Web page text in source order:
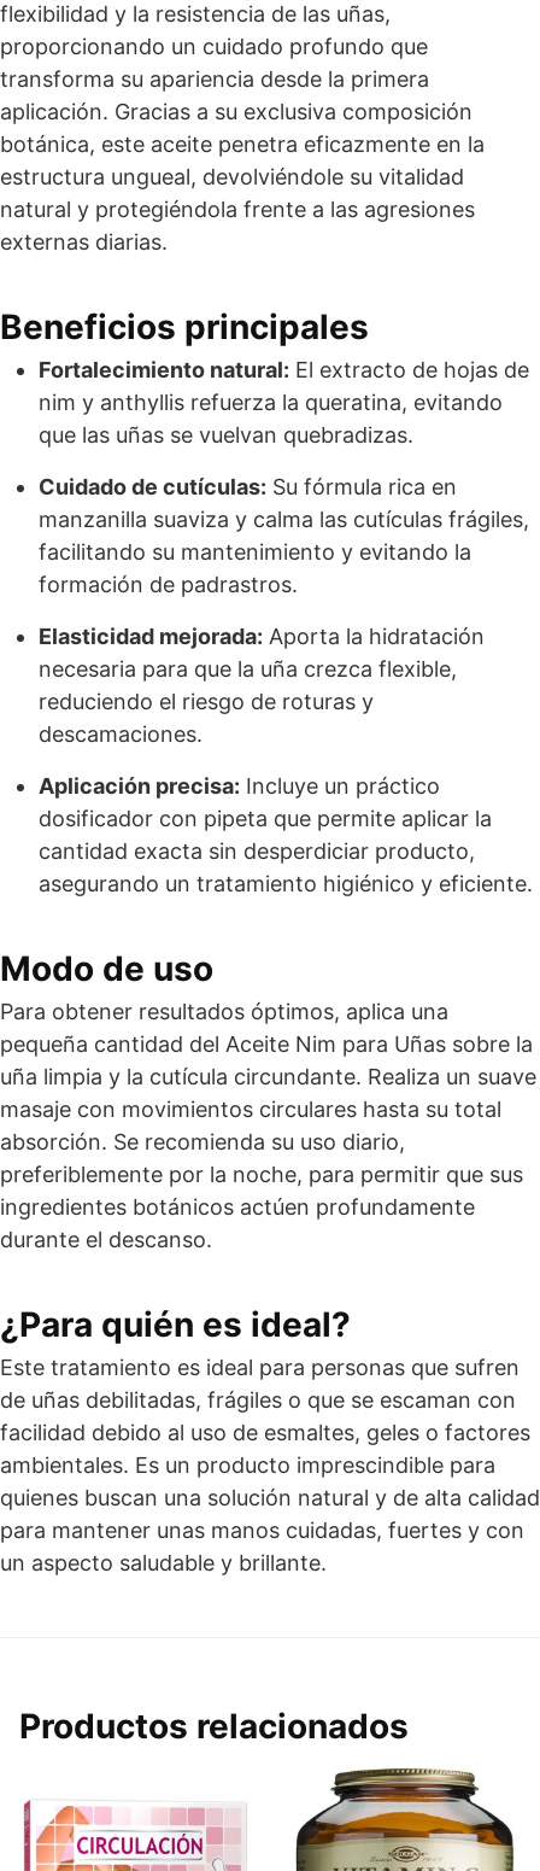
flexibilidad y la resistencia de las uñas,
proporcionando un cuidado profundo que
transforma su apariencia desde la primera
aplicación. Gracias a su exclusiva composición
botánica, este aceite penetra eficazmente en la
estructura ungueal, devolviéndole su vitalidad
natural y protegiéndola frente a las agresiones
externas diarias.
Beneficios principales
Fortalecimiento natural: El extracto de hojas de
nim y anthyllis refuerza la queratina, evitando
que las uñas se vuelvan quebradizas.
Cuidado de cutículas: Su fórmula rica en
manzanilla suaviza y calma las cutículas frágiles,
facilitando su mantenimiento y evitando la
formación de padrastros.
Elasticidad mejorada: Aporta la hidratación
necesaria para que la uña crezca flexible,
reduciendo el riesgo de roturas y
descamaciones.
Aplicación precisa: Incluye un práctico
dosificador con pipeta que permite aplicar la
cantidad exacta sin desperdiciar producto,
asegurando un tratamiento higiénico y eficiente.
Modo de uso
Para obtener resultados óptimos, aplica una
pequeña cantidad del Aceite Nim para Uñas sobre la
uña limpia y la cutícula circundante. Realiza un suave
masaje con movimientos circulares hasta su total
absorción. Se recomienda su uso diario,
preferiblemente por la noche, para permitir que sus
ingredientes botánicos actúen profundamente
durante el descanso.
¿Para quién es ideal?
Este tratamiento es ideal para personas que sufren
de uñas debilitadas, frágiles o que se escaman con
facilidad debido al uso de esmaltes, geles o factores
ambientales. Es un producto imprescindible para
quienes buscan una solución natural y de alta calidad
para mantener unas manos cuidadas, fuertes y con
un aspecto saludable y brillante.
Productos relacionados